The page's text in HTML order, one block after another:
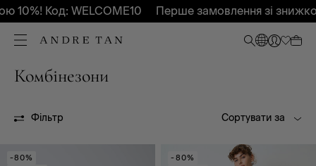
Код: WELCOME10 Перше замовлення зі
Комбінезони
Фільтр
Всі
OUTLET
Сортувати за
-80%
-80%